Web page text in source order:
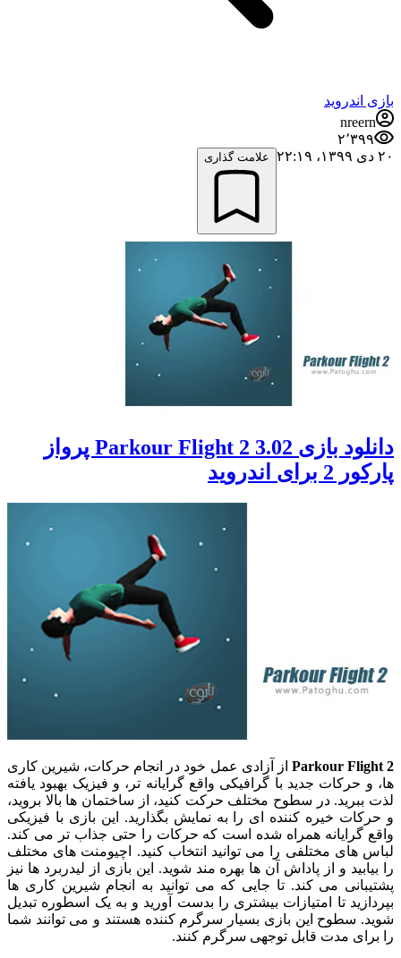
بازی اندروید
nreern
۲٬۳۹۹
۲۰ دی ۱۳۹۹،‏ ۲۲:۱۹
علامت گذاری
دانلود بازی Parkour Flight 2 3.02 پرواز
پارکور 2 برای اندروید
Parkour Flight 2 از آزادی عمل خود در انجام حرکات، شیرین کاری
ها، و حرکات جدید با گرافیکی واقع گرایانه تر، و فیزیک بهبود یافته
لذت ببرید. در سطوح مختلف حرکت کنید، از ساختمان ها بالا بروید،
و حرکات خیره کننده ای را به نمایش بگذارید. این بازی با فیزیکی
واقع گرایانه همراه شده است که حرکات را حتی جذاب تر می کند.
لباس های مختلفی را می توانید انتخاب کنید. اچیومنت های مختلف
را بیابید و از پاداش آن ها بهره مند شوید. این بازی از لیدربرد ها نیز
پشتیبانی می کند. تا جایی که می توانید به انجام شیرین کاری ها
بپردازید تا امتیازات بیشتری را بدست آورید و به یک اسطوره تبدیل
شوید. سطوح این بازی بسیار سرگرم کننده هستند و می توانند شما
را برای مدت قابل توجهی سرگرم کنند.